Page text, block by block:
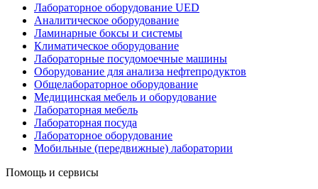
Лабораторное оборудование UED
Аналитическое оборудование
Ламинарные боксы и системы
Климатическое оборудование
Лабораторные посудомоечные машины
Оборудование для анализа нефтепродуктов
Общелабораторное оборудование
Медицинская мебель и оборудование
Лабораторная мебель
Лабораторная посуда
Лабораторное оборудование
Мобильные (передвижные) лаборатории
Помощь и сервисы